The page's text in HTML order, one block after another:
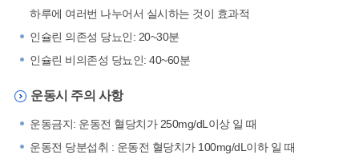
하루에 여러번 나누어서 실시하는 것이 효과적
인슐린 의존성 당뇨인: 20~30분
인슐린 비의존성 당뇨인: 40~60분
운동시 주의 사항
운동금지: 운동전 혈당치가 250mg/dL이상 일 때
운동전 당분섭취 : 운동전 혈당치가 100mg/dL이하 일 때